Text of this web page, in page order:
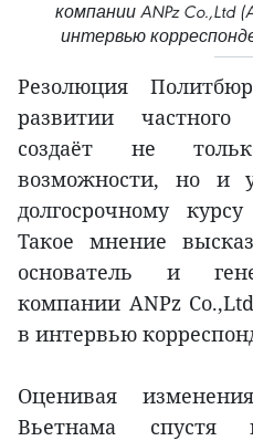
компании ANPz Co.,Ltd
интервью
Резолюция
развитии
создаёт не
возможности, но и
долгосрочному
Такое мнение
основатель и
компании ANPz
в интервью
Оценивая
Вьетнама спустя